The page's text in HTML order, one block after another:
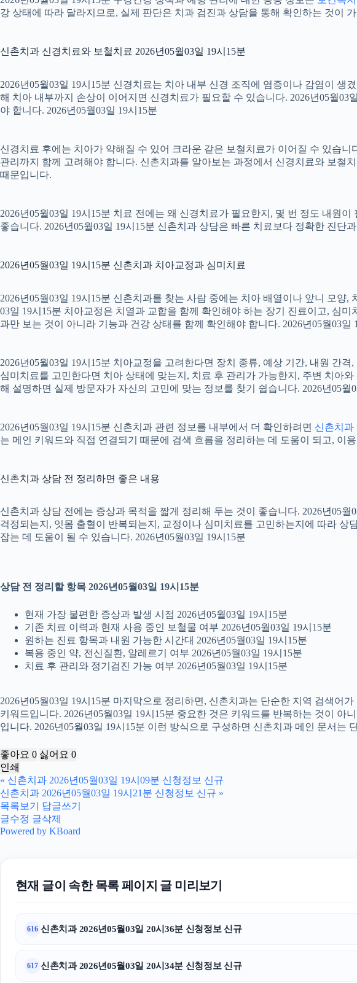
강 상태에 따라 달라지므로, 실제 판단은 치과 검진과 상담을 통해 확인하는 것이
신촌치과 신경치료와 보철치료 2026년05월03일 19시15분
2026년05월03일 19시15분 신경치료는 치아 내부 신경 조직에 염증이나 감염이
해 치아 내부까지 손상이 이어지면 신경치료가 필요할 수 있습니다. 2026년05월
야 합니다. 2026년05월03일 19시15분
신경치료 후에는 치아가 약해질 수 있어 크라운 같은 보철치료가 이어질 수 있습
관리까지 함께 고려해야 합니다. 신촌치과를 알아보는 과정에서 신경치료와 보철
때문입니다.
2026년05월03일 19시15분 치료 전에는 왜 신경치료가 필요한지, 몇 번 정도 내원
좋습니다. 2026년05월03일 19시15분 신촌치과 상담은 빠른 치료보다 정확한 진
2026년05월03일 19시15분 신촌치과 치아교정과 심미치료
2026년05월03일 19시15분 신촌치과를 찾는 사람 중에는 치아 배열이나 앞니 모
03일 19시15분 치아교정은 치열과 교합을 함께 확인해야 하는 장기 진료이고, 심
과만 보는 것이 아니라 기능과 건강 상태를 함께 확인해야 합니다. 2026년05월03일
2026년05월03일 19시15분 치아교정을 고려한다면 장치 종류, 예상 기간, 내원 간
심미치료를 고민한다면 치아 상태에 맞는지, 치료 후 관리가 가능한지, 주변 치아
해 설명하면 실제 방문자가 자신의 고민에 맞는 정보를 찾기 쉽습니다. 2026년05월
2026년05월03일 19시15분 신촌치과 관련 정보를 내부에서 더 확인하려면 신촌치과
는 메인 키워드와 직접 연결되기 때문에 검색 흐름을 정리하는 데 도움이 되고, 이
신촌치과 상담 전 정리하면 좋은 내용
신촌치과 상담 전에는 증상과 목적을 짧게 정리해 두는 것이 좋습니다. 2026년05
걱정되는지, 잇몸 출혈이 반복되는지, 교정이나 심미치료를 고민하는지에 따라 상
잡는 데 도움이 될 수 있습니다. 2026년05월03일 19시15분
상담 전 정리할 항목 2026년05월03일 19시15분
현재 가장 불편한 증상과 발생 시점 2026년05월03일 19시15분
기존 치료 이력과 현재 사용 중인 보철물 여부 2026년05월03일 19시15분
원하는 진료 항목과 내원 가능한 시간대 2026년05월03일 19시15분
복용 중인 약, 전신질환, 알레르기 여부 2026년05월03일 19시15분
치료 후 관리와 정기검진 가능 여부 2026년05월03일 19시15분
2026년05월03일 19시15분 마지막으로 정리하면, 신촌치과는 단순한 지역 검색
키워드입니다. 2026년05월03일 19시15분 중요한 것은 키워드를 반복하는 것이
입니다. 2026년05월03일 19시15분 이런 방식으로 구성하면 신촌치과 메인 문서
좋아요 0 싫어요 0
인쇄
« 신촌치과 2026년05월03일 19시09분 신청정보 신규
신촌치과 2026년05월03일 19시21분 신청정보 신규 »
목록보기
답글쓰기
글수정 글삭제
Powered by KBoard
현재 글이 속한 목록 페이지 글 미리보기
616 신촌치과 2026년05월03일 20시36분 신청정보 신규
617 신촌치과 2026년05월03일 20시34분 신청정보 신규